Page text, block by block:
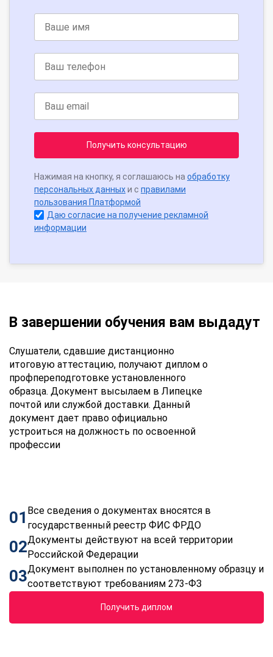
Получить консультацию
Нажимая на кнопку, я соглашаюсь на обработку
персональных данныхи с правилами
пользования Платформой
Даю согласие на получение рекламной
информации
В завершении обучения вам выдадут
Слушатели, сдавшие дистанционно
итоговую аттестацию, получают диплом о
профпереподготовке установленного
образца. Документ высылаем в Липецке
почтой или службой доставки. Данный
документ дает право официально
устроиться на должность по освоенной
профессии
01 Все сведения о документах вносятся в
государственный реестр ФИС ФРДО
02Документы действуют на всей территории
Российской Федерации
03Документ выполнен по установленному образцу и
соответствуют требованиям 273-ФЗ
Получить диплом